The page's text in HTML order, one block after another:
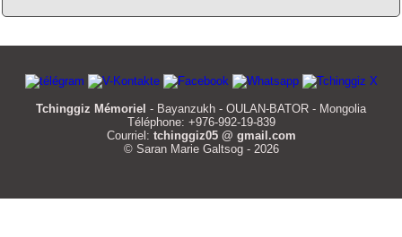
Tchinggiz Mémoriel - Bayanzukh - OULAN-BATOR - Mongolia
Téléphone: +976-992-19-839
Courriel: tchinggiz05 @ gmail.com
© Saran Marie Galtsog - 2026